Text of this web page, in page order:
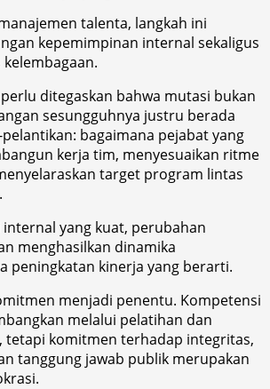
talenta, langkah ini
kepemimpinan internal sekaligus
ditegaskan bahwa mutasi bukan
sesungguhnya justru berada
bagaimana pejabat yang
kerja tim, menyesuaikan ritme
target program lintas
yang kuat, perubahan
menghasilkan dinamika
peningkatan kinerja yang berarti.
menjadi penentu. Kompetensi
melalui pelatihan dan
tetapi komitmen terhadap integritas,
tanggung jawab publik merupakan